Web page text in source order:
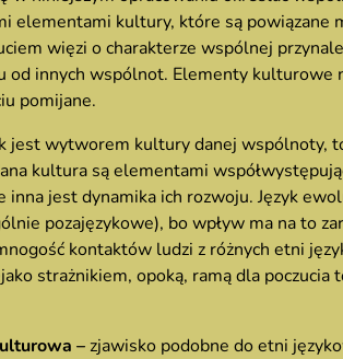
elementami kultury, które są powiązane
więzi o charakterze wspólnej
innych wspólnot. Elementy kulturowe
pomijane.
jest wytworem kultury danej wspólnoty,
kultura są elementami
inna jest dynamika ich rozwoju. Język
pozajęzykowe), bo wpływ ma na to
kontaktów ludzi z różnych etni
strażnikiem, opoką, ramą dla poczucia
– zjawisko podobne do etni